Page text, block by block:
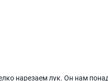
нарезаем лук. Он нам